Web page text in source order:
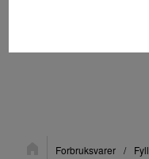
Forbruksvarer /